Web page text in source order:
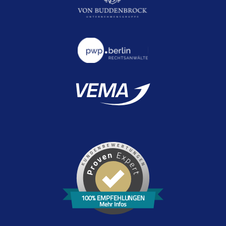
100% EMPFEHLUNGEN
Mehr Infos